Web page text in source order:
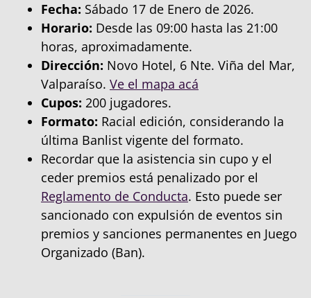
Fecha: Sábado 17 de Enero de 2026.
Horario: Desde las 09:00 hasta las 21:00
horas, aproximadamente.
Dirección: Novo Hotel, 6 Nte. Viña del Mar,
Valparaíso. Ve el mapa acá
Cupos: 200 jugadores.
Formato: Racial edición, considerando la
última Banlist vigente del formato.
Recordar que la asistencia sin cupo y el
ceder premios está penalizado por el
Reglamento de Conducta. Esto puede ser
sancionado con expulsión de eventos sin
premios y sanciones permanentes en Juego
Organizado (Ban).